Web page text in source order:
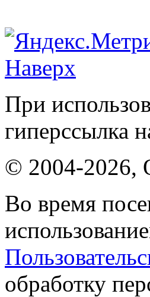
Наверх
При
гиперссылка
© 2004-2026,
Во время
обработку